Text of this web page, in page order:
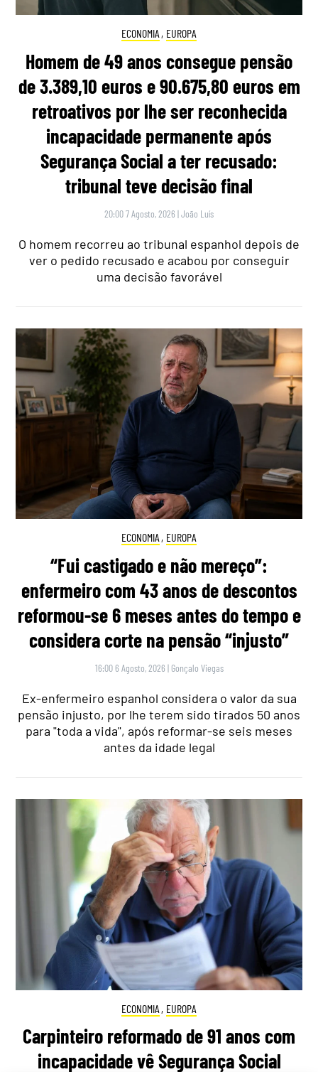
ECONOMIA , EUROPA
Homem de 49 anos consegue pensão
de 3.389,10 euros e 90.675,80 euros em
retroativos por lhe ser reconhecida
incapacidade permanente após
Segurança Social a ter recusado:
tribunal teve decisão final
20:00 7 Agosto, 2026 |João Luís
O homem recorreu ao tribunal espanhol depois de
ver o pedido recusado e acabou por conseguir
uma decisão favorável
ECONOMIA , EUROPA
“Fui castigado e não mereço”:
enfermeiro com 43 anos de descontos
reformou-se 6 meses antes do tempo e
considera corte na pensão “injusto”
16:00 6 Agosto, 2026 | Gonçalo Viegas
Ex-enfermeiro espanhol considera o valor da sua
pensão injusto, por lhe terem sido tirados 50 anos
para "toda a vida", após reformar-se seis meses
antes da idade legal
ECONOMIA , EUROPA
Carpinteiro reformado de 91 anos com
incapacidade vê Segurança Social